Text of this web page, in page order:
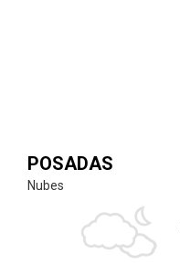
POSADAS
Nubes